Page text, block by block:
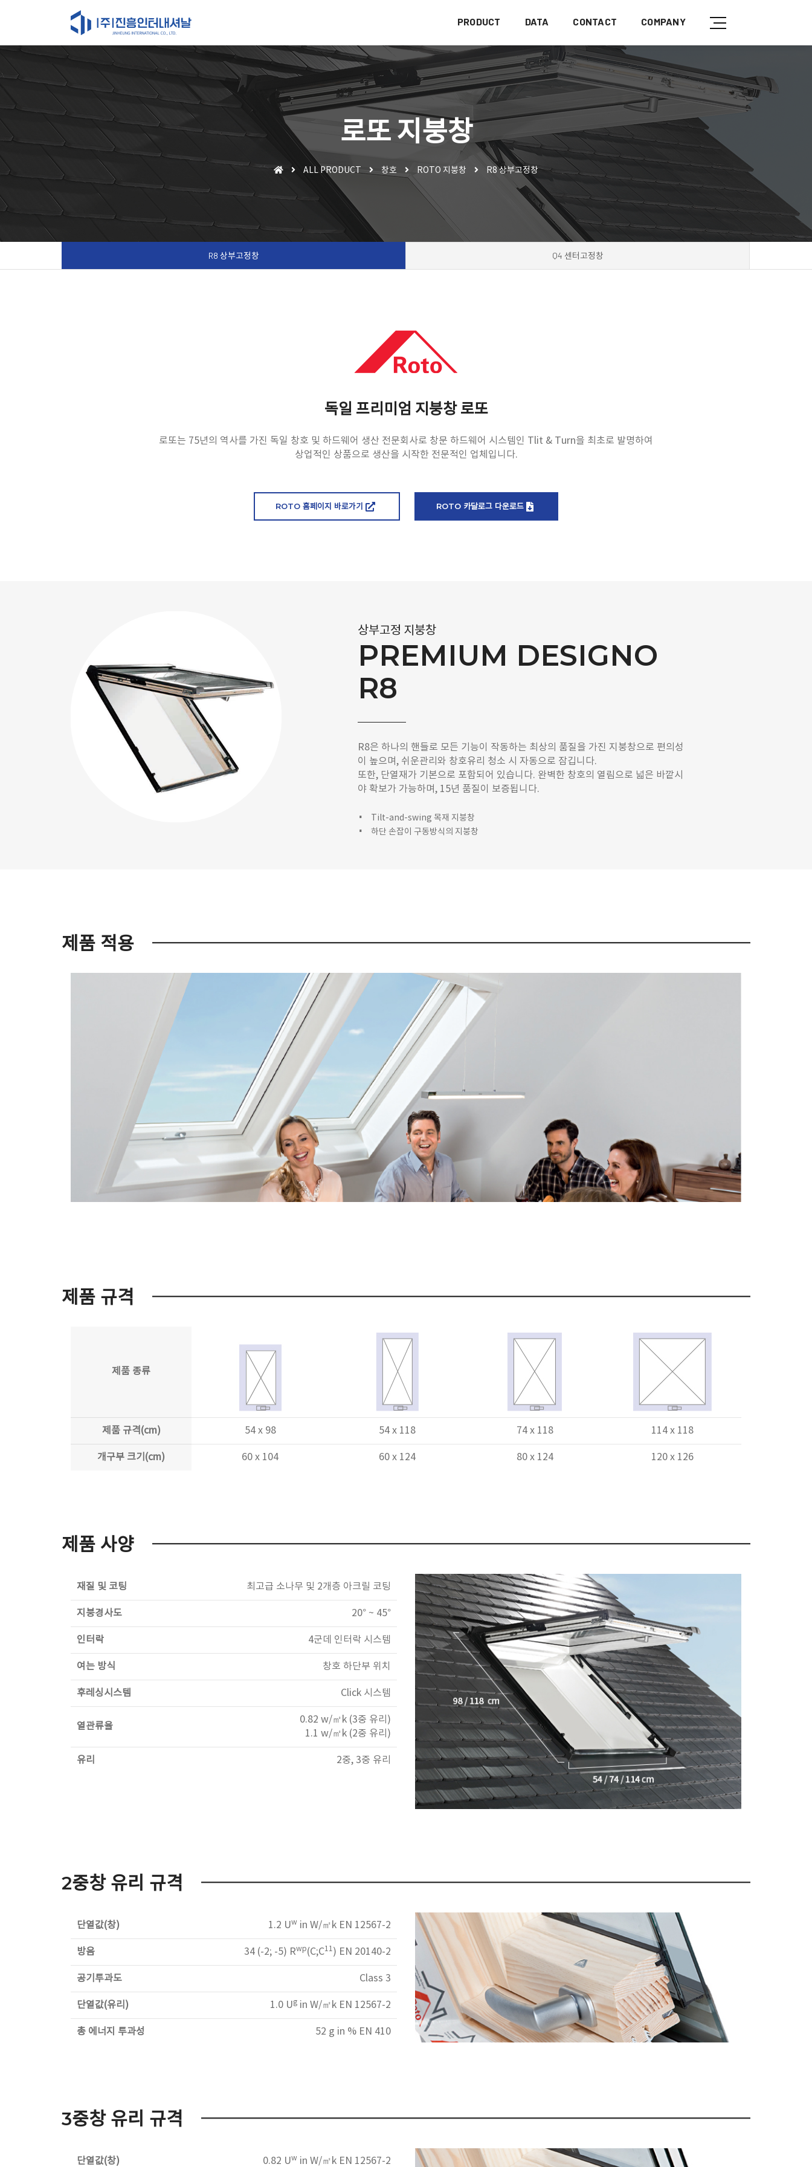
PRODUCT DATA CONTACT COMPANY
로또 지붕창
ALL PRODUCT 창호 ROTO 지붕창 R8 상부고정창
R8 상부고정창 Q4 센터고정창
독일 프리미엄 지붕창 로또
로또는 75년의 역사를 가진 독일 창호 및 하드웨어 생산 전문회사로 창문 하드웨어 시스템인 Tlit & Turn을 최초로 발명하여
상업적인 상품으로 생산을 시작한 전문적인 업체입니다.
ROTO 홈페이지 바로가기 ROTO 카달로그 다운로드
상부고정 지붕창
PREMIUM DESIGNO
R8
R8은 하나의 핸들로 모든 기능이 작동하는 최상의 품질을 가진 지붕창으로 편의성
이 높으며, 쉬운관리와 창호유리 청소 시 자동으로 잠깁니다.
또한, 단열재가 기본으로 포함되어 있습니다. 완벽한 창호의 열림으로 넓은 바깥시
야 확보가 가능하며, 15년 품질이 보증됩니다.
Tilt-and-swing 목재 지붕창
하단 손잡이 구동방식의 지붕창
제품 적용
제품 규격
제품 종류
제품 규격(cm) 54 x 98 54 x 118 74 x 118 114 x 118
개구부 크기(cm) 60 x 104 60 x 124 80 x 124 120 x 126
제품 사양
재질 및 코팅 최고급 소나무 및 2개층 아크릴 코팅
지붕경사도 20° ~ 45°
인터락 4군데 인터락 시스템
여는 방식 창호 하단부 위치
후레싱시스템 Click 시스템
열관류율
0.82 w/㎡k (3중 유리)
1.1 w/㎡k (2중 유리)
유리 2중, 3중 유리
2중창 유리 규격
단열값(창) 1.2 Uw in W/㎡k EN 12567-2
방음 34 (-2; -5) Rwp(C;C11 ) EN 20140-2
공기투과도 Class 3
단열값(유리) 1.0 Ug in W/㎡k EN 12567-2
총 에너지 투과성 52 g in % EN 410
3중창 유리 규격
단열값(창) 0.82 Uw in W/㎡k EN 12567-2